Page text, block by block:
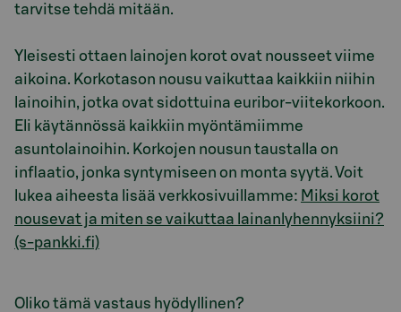
tarvitse tehdä mitään.
Yleisesti ottaen lainojen korot ovat nousseet viime
aikoina. Korkotason nousu vaikuttaa kaikkiin niihin
lainoihin, jotka ovat sidottuina euribor-viitekorkoon.
Eli käytännössä kaikkiin myöntämiimme
asuntolainoihin. Korkojen nousun taustalla on
inflaatio, jonka syntymiseen on monta syytä. Voit
lukea aiheesta lisää verkkosivuillamme: Miksi korot
nousevat ja miten se vaikuttaa lainanlyhennyksiini?
(s-pankki.fi)
Oliko tämä vastaus hyödyllinen?